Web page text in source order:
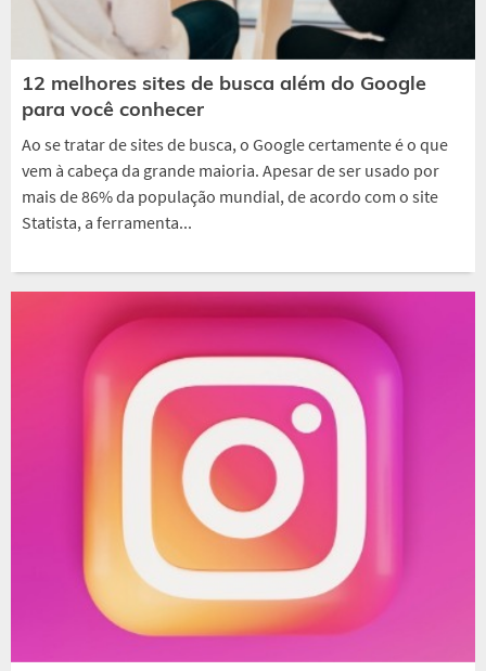
12 melhores sites de busca além do Google
para você conhecer
Ao se tratar de sites de busca, o Google certamente é o que
vem à cabeça da grande maioria. Apesar de ser usado por
mais de 86% da população mundial, de acordo com o site
Statista, a ferramenta...